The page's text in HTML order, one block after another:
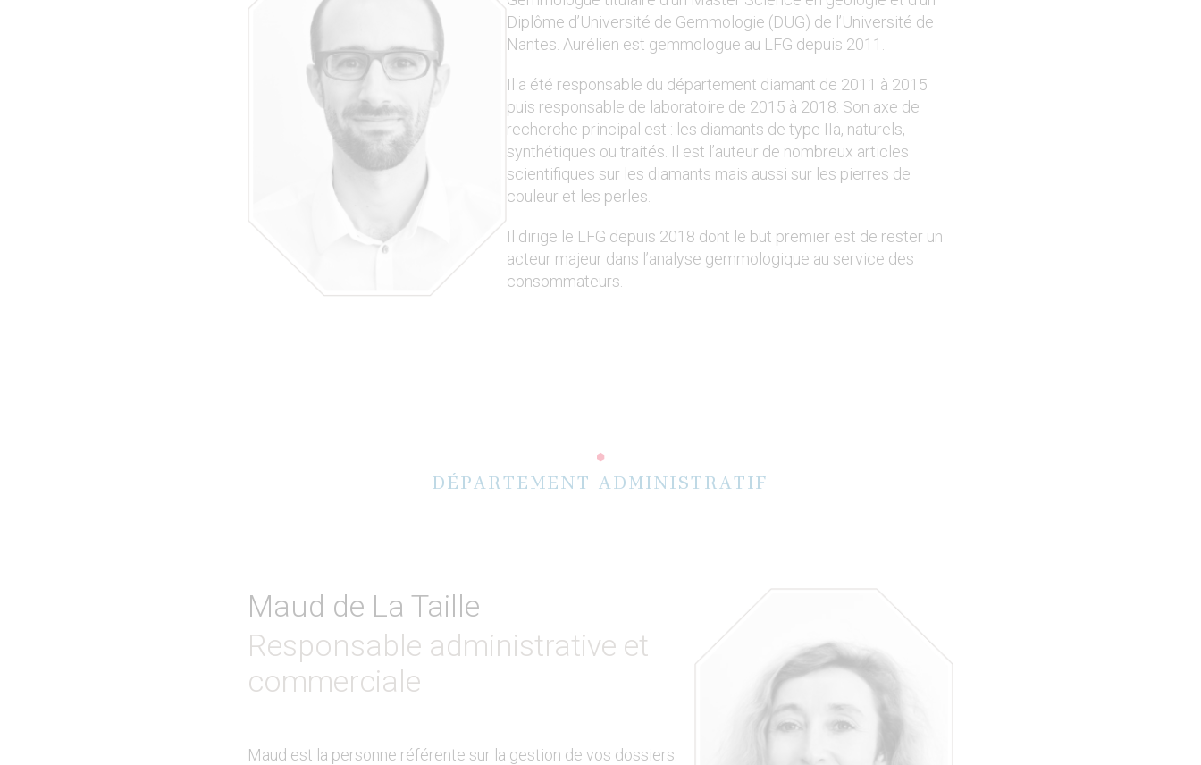
Diplôme d’Université de Gemmologie (DUG) de l’Université de
Nantes. Aurélien est gemmologue au LFG depuis 2011.
Il a été responsable du département diamant de 2011 à 2015
puis responsable de laboratoire de 2015 à 2018. Son axe de
recherche principal est : les diamants de type IIa, naturels,
synthétiques ou traités. Il est l’auteur de nombreux articles
scientifiques sur les diamants mais aussi sur les pierres de
couleur et les perles.
Il dirige le LFG depuis 2018 dont le but premier est de rester un
acteur majeur dans l’analyse gemmologique au service des
consommateurs.
DÉPARTEMENT ADMINISTRATIF
Maud de La Taille
Responsable administrative et
commerciale
Maud est la personne référente sur la gestion de vos dossiers.